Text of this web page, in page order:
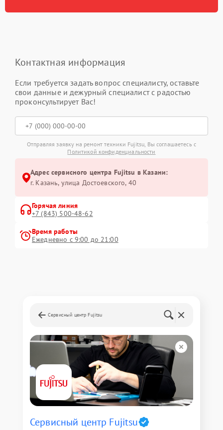
Контактная информация
Если требуется задать вопрос специалисту, оставьте
свои данные и дежурный специалист с радостью
проконсультирует Вас!
Отправляя заявку на ремонт техники Fujitsu, Вы соглашаетесь с
Политикой конфиденциальности
Адрес сервисного центра Fujitsu в Казани:
г. Казань, улица Достоевского, 40
Горячая линия
+7 (843) 500-48-62
Время работы
Ежедневно с 9:00 до 21:00
Сервисный центр Fujitsu
Сервисный центр Fujitsu